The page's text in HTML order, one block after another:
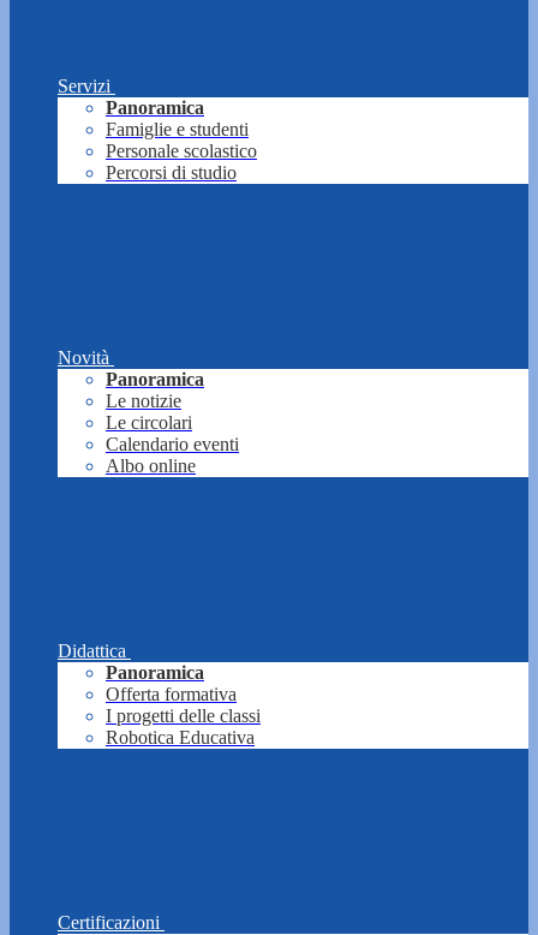
Servizi
Panoramica
Famiglie e studenti
Personale scolastico
Percorsi di studio
Novità
Panoramica
Le notizie
Le circolari
Calendario eventi
Albo online
Didattica
Panoramica
Offerta formativa
I progetti delle classi
Robotica Educativa
Certificazioni